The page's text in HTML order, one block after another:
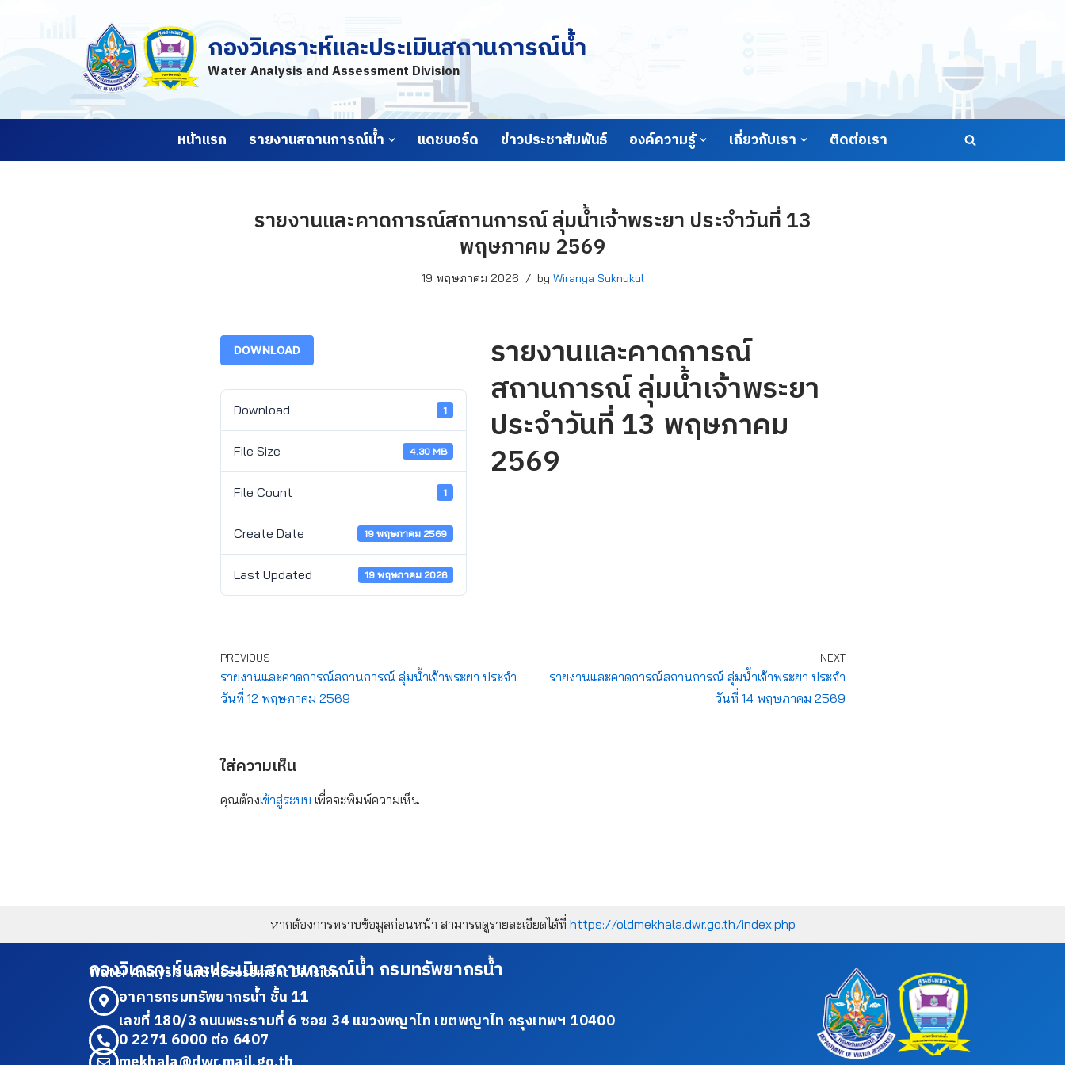
กองวิเคราะห์และประเมินสถานการณ์น้ำ
Water Analysis and Assessment Division
หน้าแรก รายงานสถานการณ์น้ำ แดชบอร์ด ข่าวประชาสัมพันธ์ องค์ความรู้ เกี่ยวกับเรา ติดต่อเรา
รายงานและคาดการณ์สถานการณ์ ลุ่มน้ำเจ้าพระยา ประจำวันที่ 13
พฤษภาคม 2569
19 พฤษภาคม 2026 by Wiranya Suknukul
DOWNLOAD
Download 1
File Size 4.30 MB
File Count 1
Create Date 19 พฤษภาคม 2569
Last Updated 19 พฤษภาคม 2026
รายงานและคาดการณ์
สถานการณ์ ลุ่มน้ำเจ้าพระยา
ประจำวันที่ 13 พฤษภาคม
2569
PREVIOUS
รายงานและคาดการณ์สถานการณ์ ลุ่มน้ำเจ้าพระยา ประจำ
วันที่ 12 พฤษภาคม 2569
NEXT
รายงานและคาดการณ์สถานการณ์ ลุ่มน้ำเจ้าพระยา ประจำ
วันที่ 14 พฤษภาคม 2569
ใส่ความเห็น
คุณต้องเข้าสู่ระบบ เพื่อจะพิมพ์ความเห็น
หากต้องการทราบข้อมูลก่อนหน้า สามารถดูรายละเอียดได้ที่ https://oldmekhala.dwr.go.th/index.php
กองวิเคราะห์และประเมินสถานการณ์น้ำ กรมทรัพยากรน้ำ
Water Analysis and Assessment Division
อาคารกรมทรัพยากรน้ำ ชั้น 11
เลขที่ 180/3 ถนนพระรามที่ 6 ซอย 34 แขวงพญาไท เขตพญาไท กรุงเทพฯ 10400
0 2271 6000 ต่อ 6407